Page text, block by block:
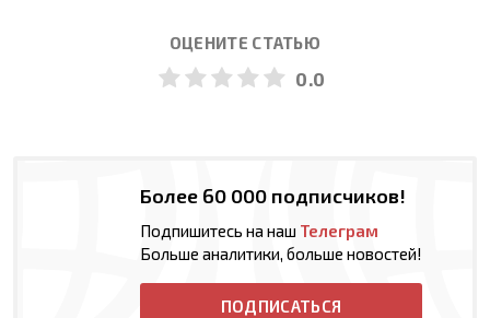
ОЦЕНИТЕ СТАТЬЮ
0.0
Более 60 000 подписчиков!
Подпишитесь на наш Телеграм
Больше аналитики, больше новостей!
ПОДПИСАТЬСЯ